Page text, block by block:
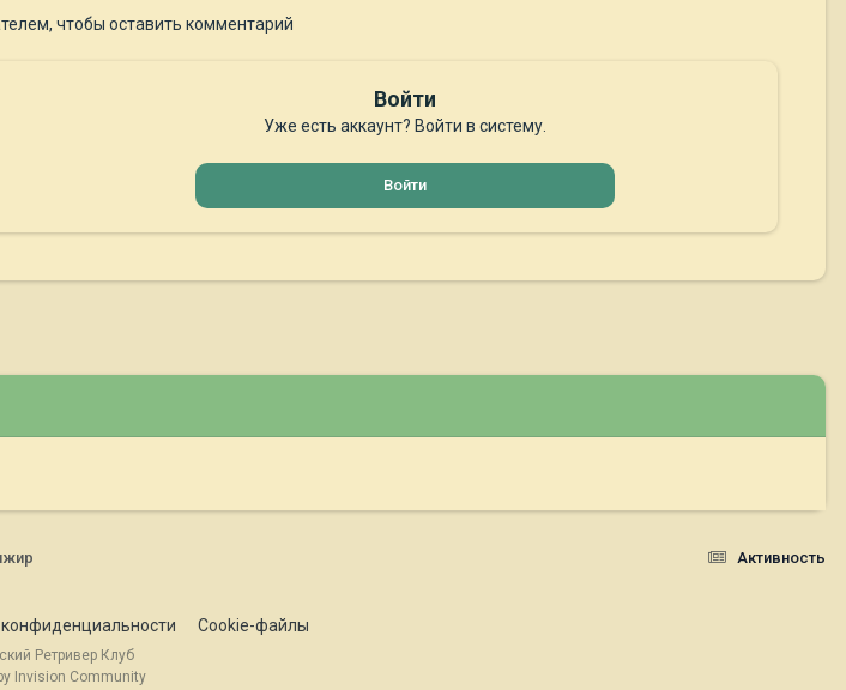
чтобы оставить комментарий
Войти
Уже есть аккаунт? Войти в систему.
Войти
Активность
конфиденциальности Cookie-файлы
Ретривер Клуб
Invision Community